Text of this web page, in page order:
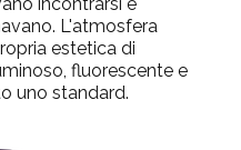
L'atmosfera
estetica di
fluorescente e
uno standard.